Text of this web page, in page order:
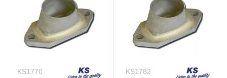
KS1770 KS1782